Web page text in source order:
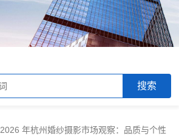
2026 年杭州婚纱摄影市场观察：品质与个性